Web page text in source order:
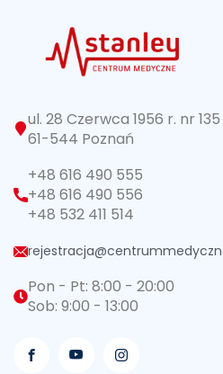
ul. 28 Czerwca 1956 r. nr 135
61-544 Poznań
+48 616 490 555
+48 616 490 556
+48 532 411 514
Pon - Pt: 8:00 - 20:00
Sob: 9:00 - 13:00